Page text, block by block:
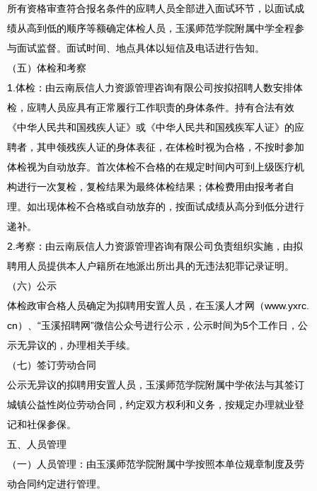
所有资格审查符合报名条件的应聘人员全部进入面试环节，以面试成
绩从高到低的顺序等额确定体检人员，玉溪师范学院附属中学全程参
与面试监督。面试时间、地点具体以短信及电话进行告知。
（五）体检和考察
1.体检：由云南辰信人力资源管理咨询有限公司按拟招聘人数安排体
检，应聘人员应具有正常履行工作职责的身体条件。持有合法有效
《中华人民共和国残疾人证》或《中华人民共和国残疾军人证》的应
聘者，其申领残疾人证的身体表征，在体检时视为合格，不按时参加
体检视为自动放弃。首次体检不合格的在规定时间内可到上级医疗机
构进行一次复检，复检结果为最终体检结果；体检费用由报考者自
理。如出现体检不合格或自动放弃的，按面试成绩从高分到低分进行
递补。
2.考察：由云南辰信人力资源管理咨询有限公司负责组织实施，由拟
聘用人员提供本人户籍所在地派出所出具的无违法犯罪记录证明。
（六）公示
体检政审合格人员确定为拟聘用安置人员，在玉溪人才网（www.yxrc.
cn）、“玉溪招聘网”微信公众号进行公示，公示时间为5个工作日，公
示无异议的，办理相关手续。
（七）签订劳动合同
公示无异议的拟聘用安置人员，玉溪师范学院附属中学依法与其签订
城镇公益性岗位劳动合同，约定双方权利和义务，按规定办理就业登
记和社保参保。
五、人员管理
（一）人员管理：由玉溪师范学院附属中学按照本单位规章制度及劳
动合同约定进行管理。